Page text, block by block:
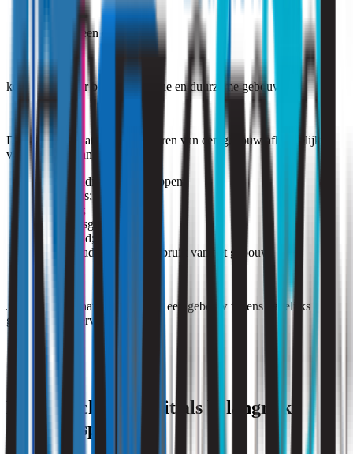
of algemeen discomfort
komen ook voor binnen moderne en duurzame gebouwen.
Dat komt doordat het functioneren van een gebouw afhankelijk is
van de samenhang tussen:
bouwkundige eigenschappen;
installaties;
ventilatie;
bezettingsgraad;
onderhoud;
en het daadwerkelijke gebruik van het gebouw.
Juist die combinatie bepaalt hoe een gebouw tijdens dagelijks
gebruik wordt ervaren.
Binnenluchtkwaliteit als belangrijk
aandachtspunt